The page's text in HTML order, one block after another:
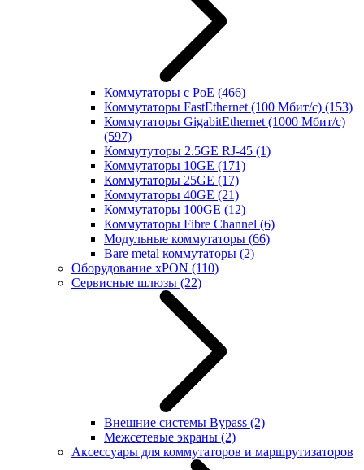
Коммутаторы с PoE (466)
Коммутаторы FastEthernet (100 Мбит/с) (153)
Коммутаторы GigabitEthernet (1000 Мбит/с)
(597)
Коммутуторы 2.5GE RJ-45 (1)
Коммутаторы 10GE (171)
Коммутаторы 25GE (17)
Коммутаторы 40GE (21)
Коммутаторы 100GE (12)
Коммутаторы Fibre Channel (6)
Модульные коммутаторы (66)
Bare metal коммутаторы (2)
Оборудование xPON (110)
Сервисные шлюзы (22)
Внешние системы Bypass (2)
Межсетевые экраны (2)
Аксессуары для коммутаторов и маршрутизаторов